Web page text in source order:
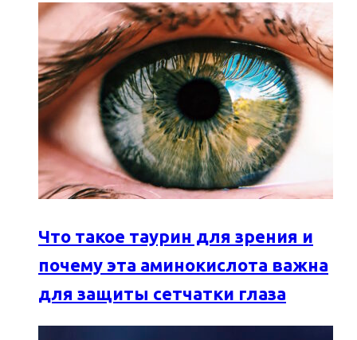
Что такое таурин для зрения и
почему эта аминокислота важна
для защиты сетчатки глаза